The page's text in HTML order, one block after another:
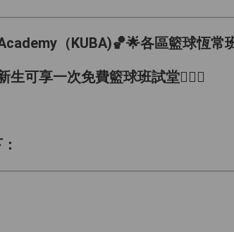
（KUBA)🏀🌟各區籃球恆常
生可享一次免費籃球班試堂⛹🏻‍♂